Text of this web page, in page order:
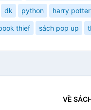
dk python harry potter
thief sách pop up
VỀ